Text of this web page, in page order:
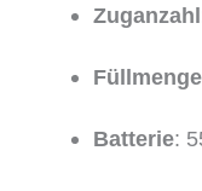
Zuganzahl
Füllmenge
Batterie: